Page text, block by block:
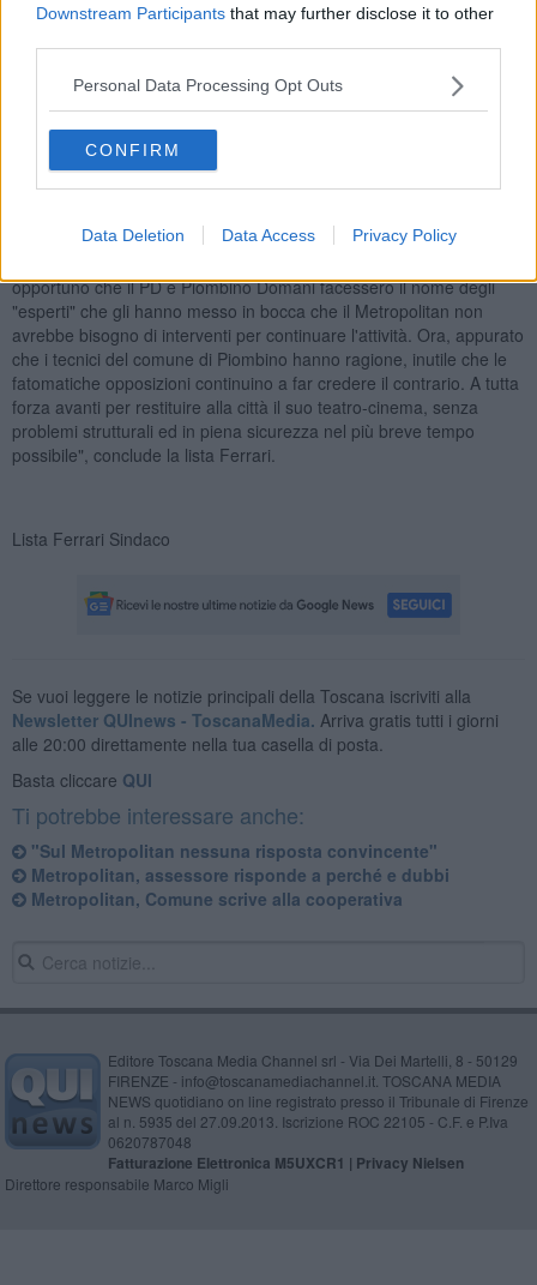
Downstream Participants that may further disclose it to other
Personal Data Processing Opt Outs
CONFIRM
Data Deletion Data Access Privacy Policy
"Nel nostro paese troppe volte si è pianto dopo episodi spiacevoli, il
problema sarebbe stato prevenirli. Non sempre la fortuna ci mette
una pezza, è opportuno rispettare le normative ed affrontare le
questioni con serietà e responsabilità. Il Metropolitan, il Teatro-
Cinema di Piombino al quale siamo tanto legati ha bisogno di
interventi strutturali, lo hanno chiaramente certificato i tecnici. La
politica può anche fare speculazione, mostruoso quando viene fatta
sull'incolumità pubblica, ma non lo possono fare i tecnici, quelli che
farlo sui social quei "tecnici" di cui non sapremo mai il nome, che si
opportuno che il PD e Piombino Domani facessero il nome degli
"esperti" che gli hanno messo in bocca che il Metropolitan non
avrebbe bisogno di interventi per continuare l'attività. Ora, appurato
che i tecnici del comune di Piombino hanno ragione, inutile che le
fatomatiche opposizioni continuino a far credere il contrario. A tutta
forza avanti per restituire alla città il suo teatro-cinema, senza
problemi strutturali ed in piena sicurezza nel più breve tempo
possibile", conclude la lista Ferrari.
Lista Ferrari Sindaco
Se vuoi leggere le notizie principali della Toscana iscriviti alla
Newsletter QUInews - ToscanaMedia. Arriva gratis tutti i giorni
alle 20:00 direttamente nella tua casella di posta.
Basta cliccare QUI
Ti potrebbe interessare anche:
"Sul Metropolitan nessuna risposta convincente"
Metropolitan, assessore risponde a perché e dubbi
Metropolitan, Comune scrive alla cooperativa
Editore Toscana Media Channel srl - Via Dei Martelli, 8 - 50129
FIRENZE - info@toscanamediachannel.it. TOSCANA MEDIA
NEWS quotidiano on line registrato presso il Tribunale di Firenze
al n. 5935 del 27.09.2013. Iscrizione ROC 22105 - C.F. e P.Iva
0620787048
Fatturazione Elettronica M5UXCR1 | Privacy Nielsen
Direttore responsabile Marco Migli